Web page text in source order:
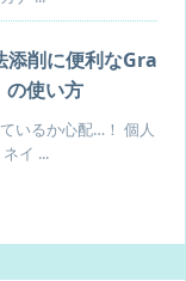
添削に便利なGra
使い方
いるか心配…！ 個人
イ ...